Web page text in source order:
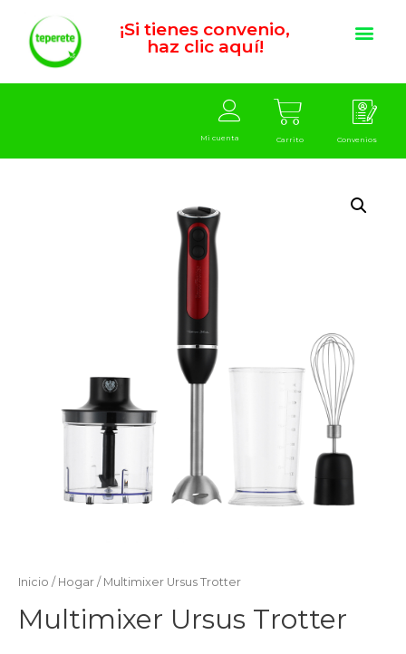
¡Si tienes convenio,
haz clic aquí!
Mi cuenta Carrito Convenios
Inicio / Hogar / Multimixer Ursus Trotter
Multimixer Ursus Trotter